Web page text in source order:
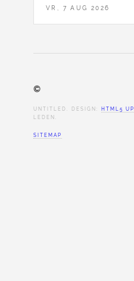
VR, 7 AUG 2026
©
UNTITLED. DESIGN: HTML5 UP
LEDEN.
SITEMAP